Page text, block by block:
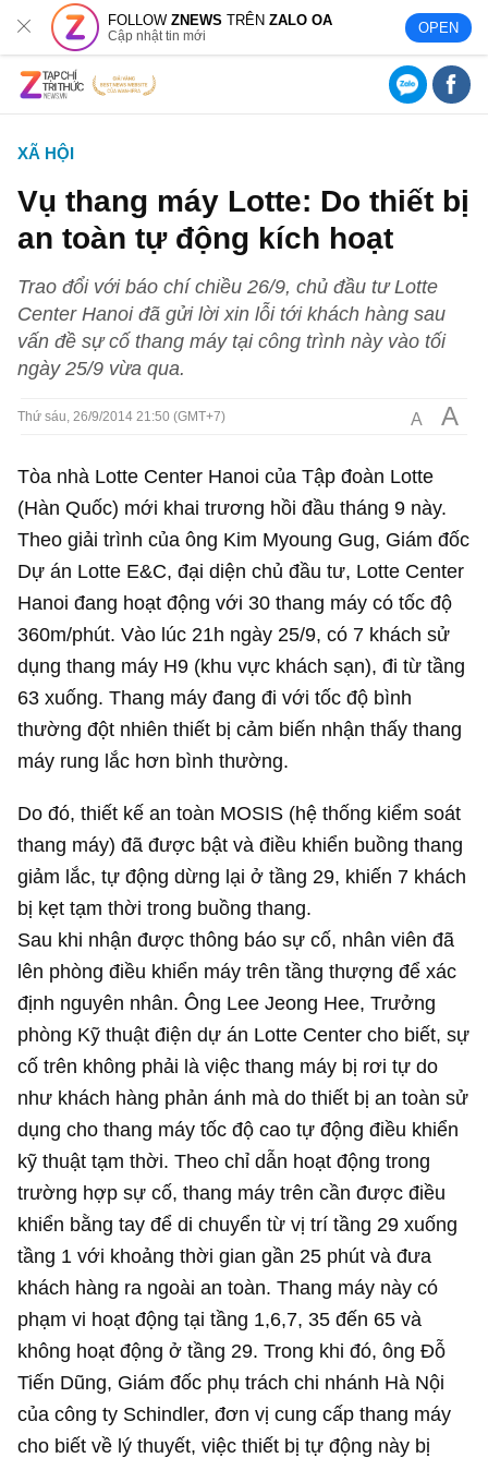
FOLLOWZNEWS TRÊNZALO OA
Cập nhật tin mới OPEN
XÃ HỘI
Vụ thang máy Lotte: Do thiết bị
an toàn tự động kích hoạt
Trao đổi với báo chí chiều 26/9, chủ đầu tư Lotte
Center Hanoi đã gửi lời xin lỗi tới khách hàng sau
vấn đề sự cố thang máy tại công trình này vào tối
ngày 25/9 vừa qua.
Thứ sáu, 26/9/2014 21:50 (GMT+7) A A
Tòa nhà Lotte Center Hanoi của Tập đoàn Lotte
(Hàn Quốc) mới khai trương hồi đầu tháng 9 này.
Theo giải trình của ông Kim Myoung Gug, Giám đốc
Dự án Lotte E&C, đại diện chủ đầu tư, Lotte Center
Hanoi đang hoạt động với 30 thang máy có tốc độ
360m/phút.Vào lúc 21h ngày 25/9, có 7 khách sử
dụng thang máy H9 (khu vực khách sạn), đi từ tầng
63 xuống. Thang máy đang đi với tốc độ bình
thường đột nhiên thiết bị cảm biến nhận thấy thang
máy rung lắc hơn bình thường.
Do đó, thiết kế an toàn MOSIS (hệ thống kiểm soát
thang máy) đã được bật và điều khiển buồng thang
giảm lắc, tự động dừng lại ở tầng 29, khiến 7 khách
bị kẹt tạm thời trong buồng thang.
Sau khi nhận được thông báo sự cố, nhân viên đã
lên phòng điều khiển máy trên tầng thượng để xác
định nguyên nhân. Ông Lee Jeong Hee, Trưởng
phòng Kỹ thuật điện dự án Lotte Center cho biết, sự
cố trên không phải là việc thang máy bị rơi tự do
như khách hàng phản ánh mà do thiết bị an toàn sử
dụng cho thang máy tốc độ cao tự động điều khiển
kỹ thuật tạm thời.Theo chỉ dẫn hoạt động trong
trường hợp sự cố, thang máy trên cần được điều
khiển bằng tay để di chuyển từ vị trí tầng 29 xuống
tầng 1 với khoảng thời gian gần 25 phút và đưa
khách hàng ra ngoài an toàn.Thang máy này có
phạm vi hoạt động tại tầng 1,6,7, 35 đến 65 và
không hoạt động ở tầng 29. Trong khi đó, ông Đỗ
Tiến Dũng, Giám đốc phụ trách chi nhánh Hà Nội
của công ty Schindler, đơn vị cung cấp thang máy
cho biết về lý thuyết, việc thiết bị tự động này bị